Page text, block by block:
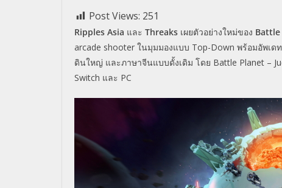
Post Views: 251
Ripples Asia และ Threaks เผยตัวอย่างใหม่ของ Battle
arcade shooter ในมุมมองแบบ Top-Down พร้อมอัพเด
ดินใหญ่ และภาษาจีนแบบดั้งเดิม โดย Battle Planet –
Switch และ PC